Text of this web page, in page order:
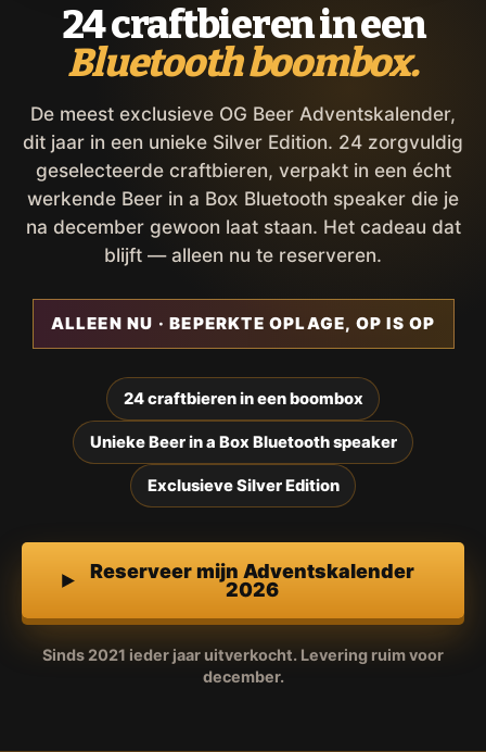
24 craftbieren in een
Bluetooth boombox.
De meest exclusieve OG Beer Adventskalender,
dit jaar in een unieke Silver Edition. 24 zorgvuldig
geselecteerde craftbieren, verpakt in een écht
werkende Beer in a Box Bluetooth speaker die je
na december gewoon laat staan. Het cadeau dat
blijft — alleen nu te reserveren.
ALLEEN NU · BEPERKTE OPLAGE, OP IS OP
24 craftbieren in een boombox
Unieke Beer in a Box Bluetooth speaker
Exclusieve Silver Edition
Reserveer mijn Adventskalender
2026
Sinds 2021 ieder jaar uitverkocht. Levering ruim voor
december.